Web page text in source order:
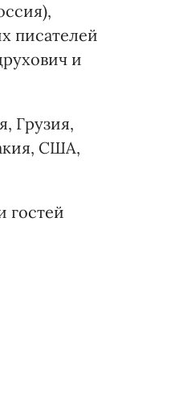
писателей
и
Грузия,
США,
гостей